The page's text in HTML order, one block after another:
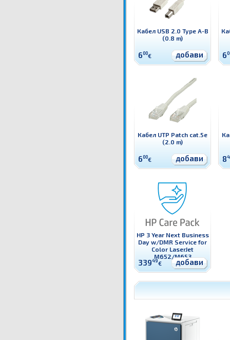
Кабел USB 2.0 Type A-B
(0.8 m)
600€ добави 6
Кабел UTP Patch cat.5e
(2.0 m)
600€ добави 8
HP 3 Year Next Business
Day w/DMR Service for
Color LaserJet
M652/M653
33949€ добави